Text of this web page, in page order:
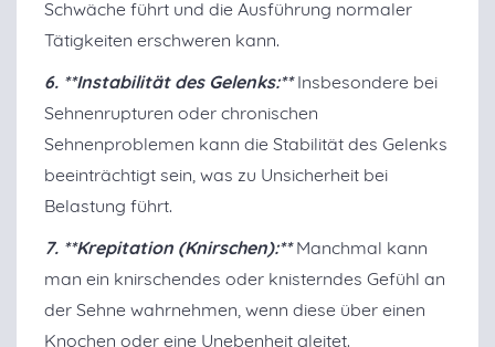
Schwäche führt und die Ausführung normaler
Tätigkeiten erschweren kann.
6. **Instabilität des Gelenks:** Insbesondere bei
Sehnenrupturen oder chronischen
Sehnenproblemen kann die Stabilität des Gelenks
beeinträchtigt sein, was zu Unsicherheit bei
Belastung führt.
7. **Krepitation (Knirschen):** Manchmal kann
man ein knirschendes oder knisterndes Gefühl an
der Sehne wahrnehmen, wenn diese über einen
Knochen oder eine Unebenheit gleitet.